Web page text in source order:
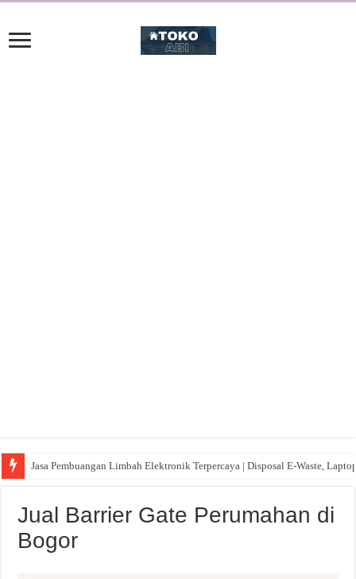
Jasa Pembuangan Limbah Elektronik Terpercaya | Disposal E-Waste,
Jual Barrier Gate Perumahan di
Bogor